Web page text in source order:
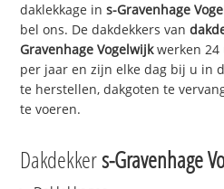
daklekkage ins-Gravenhage
bel ons. De dakdekkers van
Gravenhage Vogelwijk werken 24
per jaar en zijn elke dag bij u in
te herstellen, dakgoten te
te voeren.
Dakdekkers-Gravenhage